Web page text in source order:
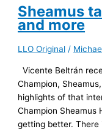
Sheamus
and more
LLO Original /
Vicente Beltrán
Champion,
highlights of that
Champion Sheamus
getting better. There